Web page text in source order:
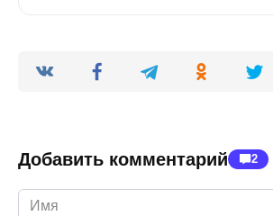
Добавить комментарий 2
Имя